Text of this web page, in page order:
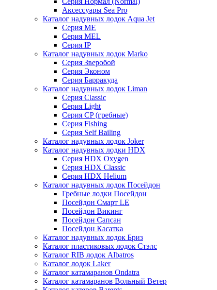
Аксессуары Sea Pro
Каталог надувных лодок Aqua Jet
Серия ME
Серия MEL
Серия IP
Каталог надувных лодок Marko
Серия Зверобой
Серия Эконом
Серия Барракуда
Каталог надувных лодок Liman
Серия Classic
Серия Light
Серия CP (гребные)
Серия Fishing
Серия Self Bailing
Каталог надувных лодок Joker
Каталог надувных лодки HDX
Серия HDX Oxygen
Серия HDX Classic
Серия HDX Helium
Каталог надувных лодок Посейдон
Гребные лодки Посейдон
Посейдон Смарт LE
Посейдон Викинг
Посейдон Сапсан
Посейдон Касатка
Каталог надувных лодок Бриз
Каталог пластиковых лодок Стэлс
Каталог RIB лодок Albatros
Каталог лодок Laker
Каталог катамаранов Ondatra
Каталог катамаранов Вольный Ветер